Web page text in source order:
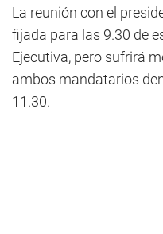
La reunión con el
fijada para las 9.30 de
Ejecutiva, pero sufrirá
ambos mandatarios
11.30.